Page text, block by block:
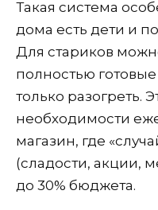
Такая система
дома есть дети и
Для стариков
полностью
только разогреть.
необходимости
магазин, где
(сладости, акции,
до 30% бюджета.